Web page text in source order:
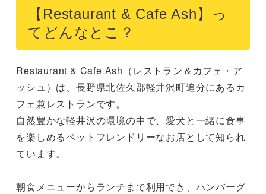
【Restaurant & Cafe Ash】っ
てどんなとこ？
Restaurant & Cafe Ash（レストラン＆カフェ・ア
ッシュ）は、長野県北佐久郡軽井沢町追分にあるカ
フェ兼レストランです。
自然豊かな軽井沢の環境の中で、愛犬と一緒に食事
を楽しめるペットフレンドリーなお店として知られ
ています。
朝食メニューからランチまで利用でき、ハンバーグ